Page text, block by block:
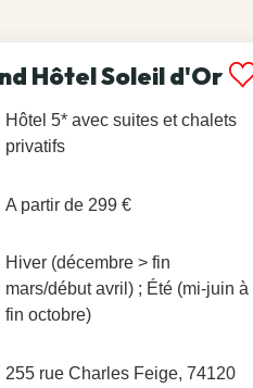
Hôtel Soleil d'Or
Hôtel 5* avec suites et chalets
privatifs
A partir de 299 €
Hiver (décembre > fin
mars/début avril) ; Été (mi-juin à
fin octobre)
255 rue Charles Feige, 74120